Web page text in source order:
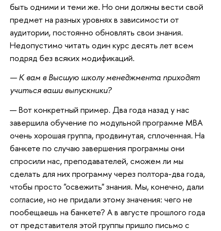
быть одними и теми же. Но они должны вести свой
предмет на разных уровнях в зависимости от
аудитории, постоянно обновлять свои знания.
Недопустимо читать один курс десять лет всем
подряд без всяких модификаций.
— К вам в Высшую школу менеджмента приходят
учиться ваши выпускники?
— Вот конкретный пример. Два года назад у нас
завершила обучение по модульной программе МВА
очень хорошая группа, продвинутая, сплоченная. На
банкете по случаю завершения программы они
спросили нас, преподавателей, сможем ли мы
сделать для них программу через полтора-два года,
чтобы просто "освежить" знания. Мы, конечно, дали
согласие, но не придали этому значения: чего не
пообещаешь на банкете? А в августе прошлого года
от представителя этой группы пришло письмо с